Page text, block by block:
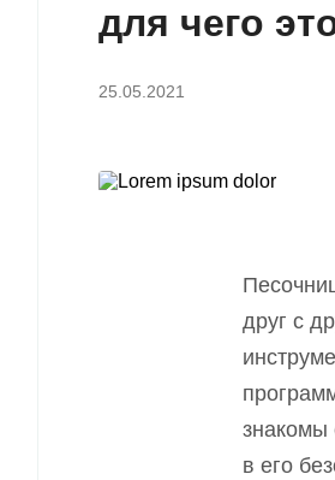
для чего
25.05.2021
друг с
знакомы
в его